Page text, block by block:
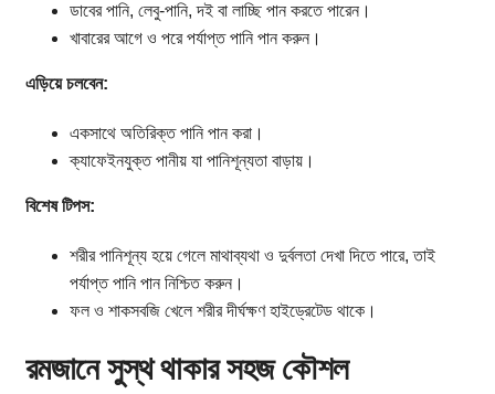
ডাবের পানি, লেবু-পানি, দই বা লাচ্ছি পান করতে পারেন।
খাবারের আগে ও পরে পর্যাপ্ত পানি পান করুন।
এড়িয়ে চলবেন:
একসাথে অতিরিক্ত পানি পান করা।
ক্যাফেইনযুক্ত পানীয় যা পানিশূন্যতা বাড়ায়।
বিশেষ টিপস:
শরীর পানিশূন্য হয়ে গেলে মাথাব্যথা ও দুর্বলতা দেখা দিতে পারে, তাই
পর্যাপ্ত পানি পান নিশ্চিত করুন।
ফল ও শাকসবজি খেলে শরীর দীর্ঘক্ষণ হাইড্রেটেড থাকে।
রমজানে সুস্থ থাকার সহজ কৌশল